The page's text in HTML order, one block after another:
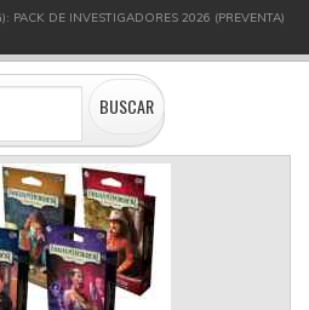
PACK DE INVESTIGADORES 2026 (PREVENTA)